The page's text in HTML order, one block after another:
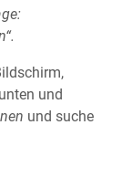
und
und suche